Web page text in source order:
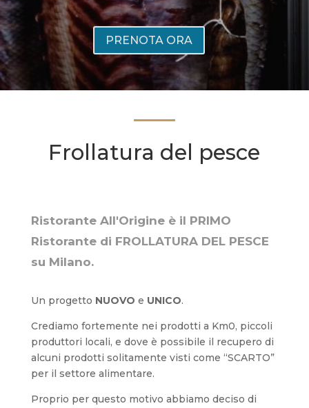
PRENOTA ORA
Frollatura del pesce
Ristorante All'Origine è il PRIMO
Ristorante di FROLLATURA DEL PESCE
su Milano.
Un progetto NUOVO e UNICO.
Crediamo fortemente nei prodotti a Km0, piccoli
produttori locali, e dove è possibile il recupero di
alcuni prodotti solitamente visti come “SCARTO”
per il settore alimentare.
Proprio per questo motivo abbiamo deciso di